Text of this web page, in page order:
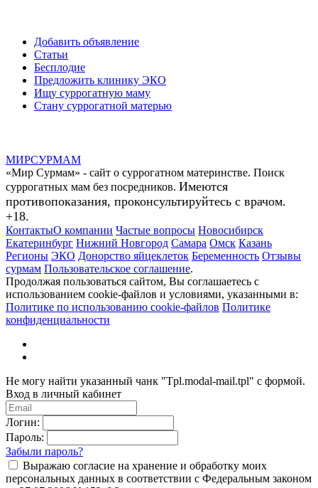
Добавить объявление
Статьи
Бесплодие
Предложить клинику ЭКО
Ищу суррогатную маму
Стану суррогатной матерью
МИРСУРМАМ
«Мир Сурмам» - сайт о суррогатном материнстве. Поиск
суррогатных мам без посредников. Имеются
противопоказания, проконсультируйтесь с врачом.
+18.
КонтактыО компании Частые вопросы Новосибирск
Екатеринбург Нижний Новгород Самара Омск Казань
Регионы ЭКО Донорство яйцеклеток Беременность Отзывы
сурмам Пользовательское соглашение.
Продолжая пользоваться сайтом, Вы соглашаетесь с
использованием cookie-файлов и условиями, указанными в:
Политике по использованию cookie-файлов Политике
конфиденциальности
Не могу найти указанный чанк "Tpl.modal-mail.tpl" с формой.
Вход в личный кабинет
Логин:
Пароль:
Забыли пароль?
Выражаю согласие на хранение и обработку моих
персональных данных в соответствии с Федеральным законом